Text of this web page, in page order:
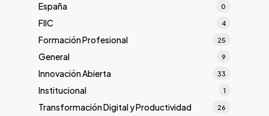
España 0
FIIC 4
Formación Profesional 25
General 9
Innovación Abierta 33
Institucional 1
Transformación Digital y Productividad 26